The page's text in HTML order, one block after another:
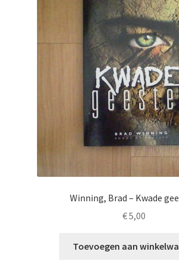
Winning, Brad – Kwade
€5,00
Toevoegen aan